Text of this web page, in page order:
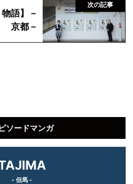
次の記事
語】－
京都－
ソードマンガ
- 但馬 -